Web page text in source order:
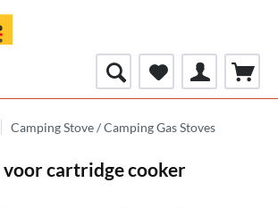
Camping Stove / Camping Gas Stoves
cartridge cooker